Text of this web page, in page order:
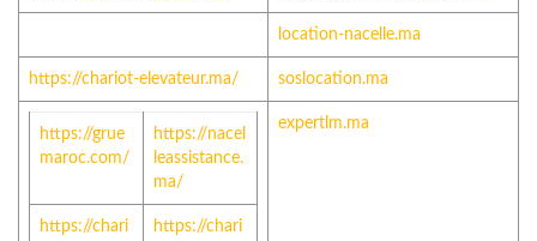
location-nacelle.ma
https://chariot-elevateur.ma/ soslocation.ma
https://grue
maroc.com/
https://nacel
leassistance.
ma/
https://chari
https://chari
expertlm.ma